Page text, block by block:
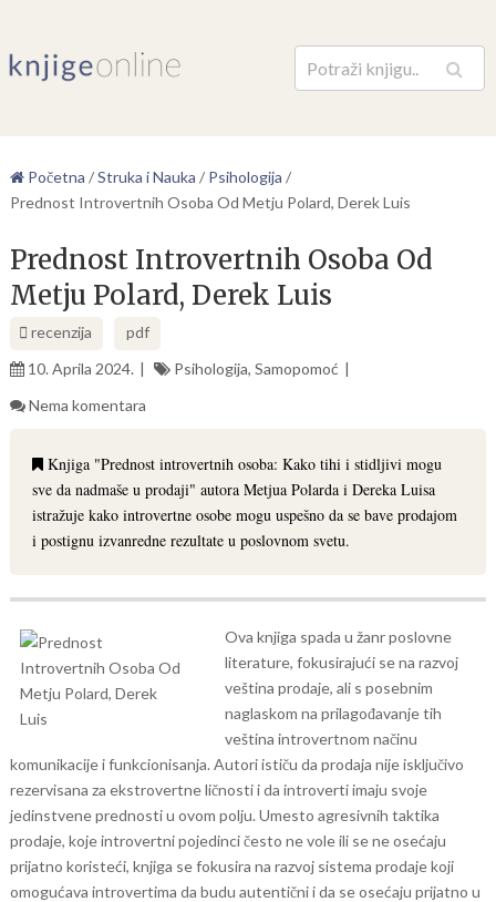
Pretraga
Početna /Struka i Nauka / Psihologija /
Prednost Introvertnih Osoba Od Metju Polard, Derek Luis
Prednost Introvertnih Osoba Od
Metju Polard, Derek Luis
recenzija
pdf
10. Aprila 2024.
Psihologija, Samopomoć
Nema komentara
Knjiga "Prednost introvertnih osoba: Kako tihi i stidljivi mogu
sve da nadmaše u prodaji" autora Metjua Polarda i Dereka Luisa
istražuje kako introvertne osobe mogu uspešno da se bave prodajom
i postignu izvanredne rezultate u poslovnom svetu.
Ova knjiga spada u žanr poslovne
literature, fokusirajući se na razvoj
veština prodaje, ali s posebnim
naglaskom na prilagođavanje tih
veština introvertnom načinu
komunikacije i funkcionisanja. Autori ističu da prodaja nije isključivo
rezervisana za ekstrovertne ličnosti i da introverti imaju svoje
jedinstvene prednosti u ovom polju. Umesto agresivnih taktika
prodaje, koje introvertni pojedinci često ne vole ili se ne osećaju
prijatno koristeći, knjiga se fokusira na razvoj sistema prodaje koji
omogućava introvertima da budu autentični i da se osećaju prijatno u